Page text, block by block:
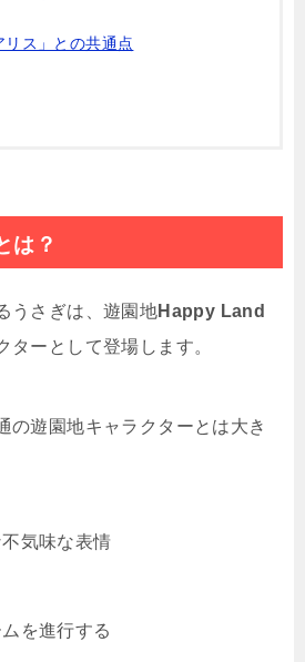
リス」との共通点
は？
うさぎは、遊園地Happy Land
ターとして登場します。
の遊園地キャラクターとは大き
気味な表情
を進行する